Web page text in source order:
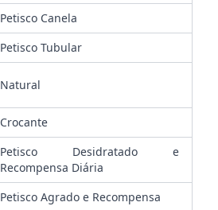
Petisco Canela
Petisco Tubular
Natural
Crocante
Petisco Desidratado e
Recompensa Diária
Petisco Agrado e Recompensa